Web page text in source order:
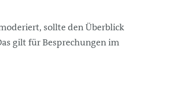
sollte den Überblick
gilt für Besprechungen im